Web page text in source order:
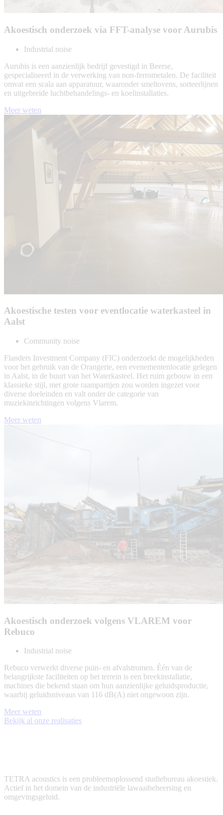
Akoestisch onderzoek via FFT-analyse voor Aurubis
Industrial noise
Aurubis is een aanzienlijk bedrijf gevestigd in Beerse,
gespecialiseerd in de verwerking van non-ferrometalen. De faciliteit
omvat een scala aan apparatuur, waaronder smeltovens, sorteerlijnen
en uitgebreide luchtbehandelings- en koelinstallaties.
Meer weten
Akoestische testen voor eventlocatie waterkasteel in
Aalst
Community noise
Flanders Investment Company (FIC) onderzoekt de mogelijkheden
voor het gebruik van de Orangerie, een evenementenlocatie gelegen
in Aalst, in de buurt van het Waterkasteel. Het ruim gebouw in een
klassieke stijl, met grote raampartijen zou worden ingezet voor
diverse doeleinden en valt onder de categorie van
muziekinrichtingen volgens Vlarem.
Meer weten
Akoestisch onderzoek volgens VLAREM voor
Rebuco
Industrial noise
Rebuco verwerkt diverse puin- en afvalstromen. Één van de
belangrijkste faciliteiten op het terrein is een breekinstallatie,
machines die bekend staan om hun aanzienlijke geluidsproductie,
waarbij geluidsniveaus van 116 dB(A) niet ongewoon zijn.
Meer weten
Bekijk al onze realisaties
TETRA acoustics is een probleemoplossend studiebureau akoestiek.
Actief in het domein van de industriële lawaaibeheersing en
omgevingsgeluid.